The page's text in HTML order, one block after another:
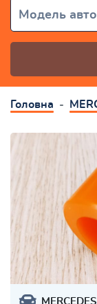
Модель авто
Головна